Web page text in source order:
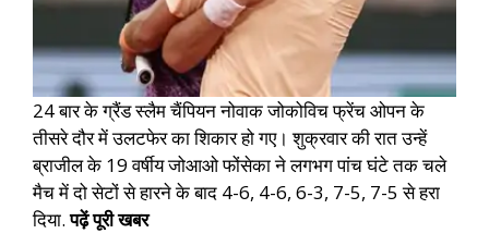
24 बार के ग्रैंड स्लैम चैंपियन नोवाक जोकोविच फ्रेंच ओपन के
तीसरे दौर में उलटफेर का शिकार हो गए। शुक्रवार की रात उन्हें
ब्राजील के 19 वर्षीय जोआओ फोंसेका ने लगभग पांच घंटे तक चले
मैच में दो सेटों से हारने के बाद 4-6, 4-6, 6-3, 7-5, 7-5 से हरा
दिया.पढ़ें पूरी खबर